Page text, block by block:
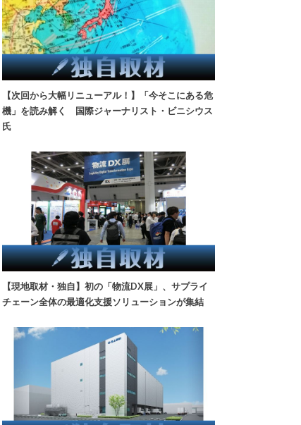
【次回から大幅リニューアル！】「今そこにある危
機」を読み解く 国際ジャーナリスト・ビニシウス
氏
【現地取材・独自】初の「物流DX展」、サプライ
チェーン全体の最適化支援ソリューションが集結